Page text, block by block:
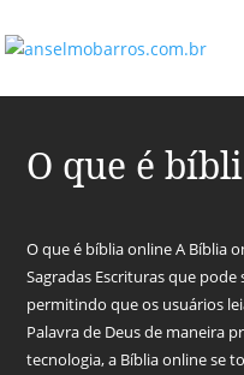
O que é
O que é bíblia online A Bíblia
Sagradas Escrituras que
permitindo que os usuários
Palavra de Deus de maneira
tecnologia, a Bíblia online se